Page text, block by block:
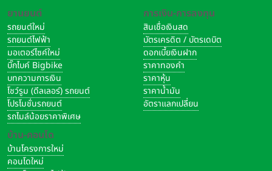
ยานยนต์
รถยนต์ใหม่
รถยนต์ไฟฟ้า
มอเตอร์ไซค์ใหม่
บิ๊กไบค์ Bigbike
บทความการเงิน
โชว์รูม (ดีลเลอร์) รถยนต์
โปรโมชั่นรถยนต์
รถไมล์น้อยราคาพิเศษ
บ้าน-คอนโด
บ้านโครงการใหม่
คอนโดใหม่
การเงิน-การลงทุน
สินเชื่อเงินสด
บัตรเครดิต / บัตรเดบิต
ดอกเบี้ยเงินฝาก
ราคาทองคำ
ราคาหุ้น
ราคาน้ำมัน
อัตราแลกเปลี่ยน